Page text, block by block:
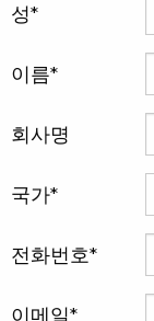
성
이름
회사명
국가
전화번호
이메일